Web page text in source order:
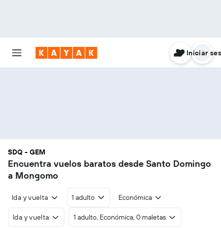
Iniciar
SDQ - GEM
Encuentra vuelos baratos desde Santo Domingo
a Mongomo
Ida y vuelta 1 adulto Económica
Ida y vuelta 1 adulto, Económica, 0 maletas